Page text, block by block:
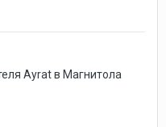
Ayratв Магнитола